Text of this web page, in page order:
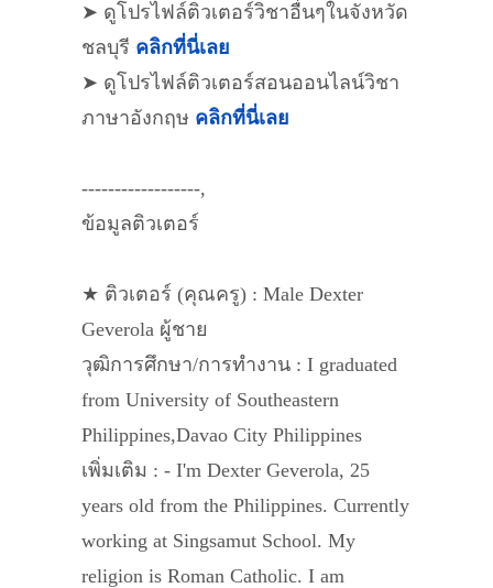
➤ ดูโปรไฟล์ติวเตอร์วิชาอื่นๆในจังหวัด
ชลบุรี คลิกที่นี่เลย
➤ ดูโปรไฟล์ติวเตอร์สอนออนไลน์วิชา
ภาษาอังกฤษ คลิกที่นี่เลย
------------------,
ข้อมูลติวเตอร์
★ ติวเตอร์ (คุณครู) : Male Dexter
Geverola ผู้ชาย
วุฒิการศึกษา/การทำงาน : I graduated
from University of Southeastern
Philippines,Davao City Philippines
เพิ่มเติม : - I'm Dexter Geverola, 25
years old from the Philippines. Currently
working at Singsamut School. My
religion is Roman Catholic. I am